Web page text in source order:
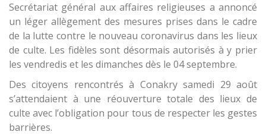
Secrétariat général aux affaires religieuses a annoncé
un léger allègement des mesures prises dans le cadre
de la lutte contre le nouveau coronavirus dans les lieux
de culte. Les fidèles sont désormais autorisés à y prier
les vendredis et les dimanches dès le 04 septembre.
Des citoyens rencontrés à Conakry samedi 29 août
s’attendaient à une réouverture totale des lieux de
culte avec l’obligation pour tous de respecter les gestes
barrières.